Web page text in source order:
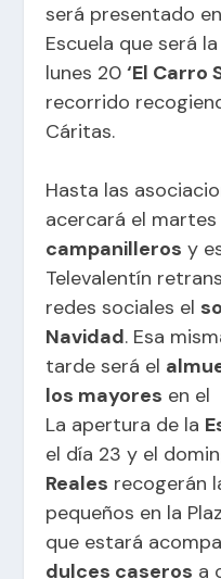
será presentado
Escuela que será
lunes 20‘El Carro
recorrido
Cáritas.
Hasta las
acercará el martes
campanilleros y
Televalentín
redes sociales el
Navidad. Esa
tarde será el
los mayores en el
La apertura de la
el día 23 y el
Reales recogerán
pequeños en la
que estará
dulces caseros a